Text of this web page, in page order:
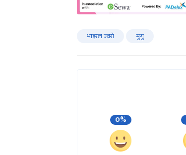
भाइरल ज्वरो मुगु
0%